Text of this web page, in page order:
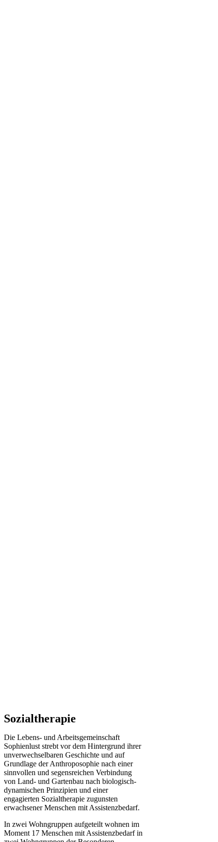
Sozialtherapie
Die Lebens- und Arbeitsgemeinschaft
Sophienlust strebt vor dem Hintergrund ihrer
unverwechselbaren Geschichte und auf
Grundlage der Anthroposophie nach einer
sinnvollen und segensreichen Verbindung
von Land- und Gartenbau nach biologisch-
dynamischen Prinzipien und einer
engagierten Sozialtherapie zugunsten
erwachsener Menschen mit Assistenzbedarf.
In zwei Wohngruppen aufgeteilt wohnen im
Moment 17 Menschen mit Assistenzbedarf in